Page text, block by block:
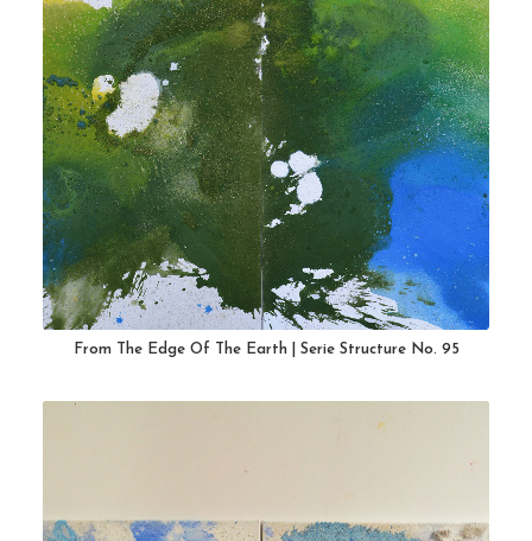
From The Edge Of The Earth | Serie Structure No. 95